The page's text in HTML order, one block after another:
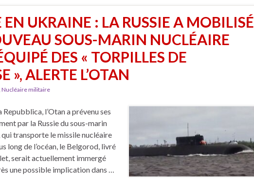
EN UKRAINE : LA RUSSIE A MOBILISÉ
SOUS-MARIN NUCLÉAIRE
DES « TORPILLES DE
», ALERTE L’OTAN
Nucléaire militaire
l’Otan a prévenu ses
par la Russie du sous-marin
transporte le missile nucléaire
long de l’océan, le Belgorod, livré
serait actuellement immergé
une possible implication dans …